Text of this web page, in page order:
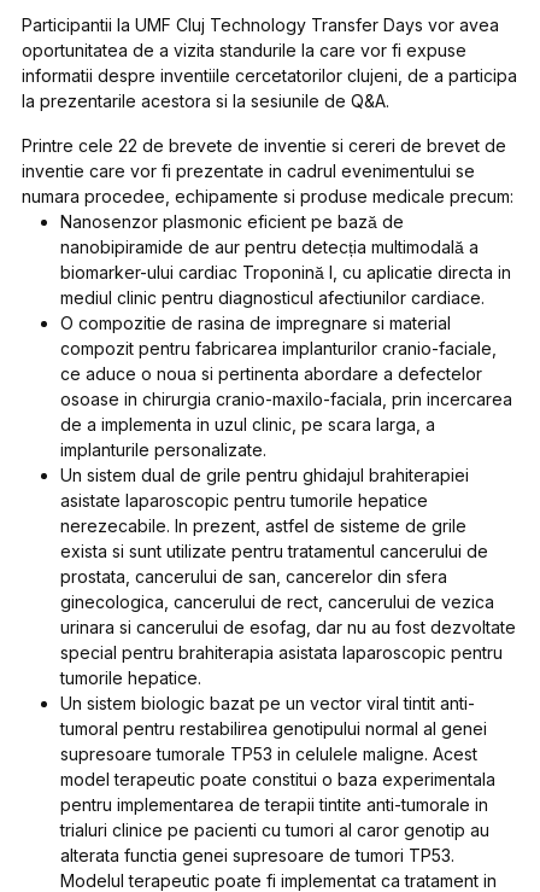
Participantii la UMF Cluj Technology Transfer Days vor avea
oportunitatea de a vizita standurile la care vor fi expuse
informatii despre inventiile cercetatorilor clujeni, de a participa
la prezentarile acestora si la sesiunile de Q&A.
Printre cele 22 de brevete de inventie si cereri de brevet de
inventie care vor fi prezentate in cadrul evenimentului se
numara procedee, echipamente si produse medicale precum:
Nanosenzor plasmonic eficient pe bază de
nanobipiramide de aur pentru detecția multimodală a
biomarker-ului cardiac Troponină I, cu aplicatie directa in
mediul clinic pentru diagnosticul afectiunilor cardiace.
O compozitie de rasina de impregnare si material
compozit pentru fabricarea implanturilor cranio-faciale,
ce aduce o noua si pertinenta abordare a defectelor
osoase in chirurgia cranio-maxilo-faciala, prin incercarea
de a implementa in uzul clinic, pe scara larga, a
implanturile personalizate.
Un sistem dual de grile pentru ghidajul brahiterapiei
asistate laparoscopic pentru tumorile hepatice
nerezecabile. In prezent, astfel de sisteme de grile
exista si sunt utilizate pentru tratamentul cancerului de
prostata, cancerului de san, cancerelor din sfera
ginecologica, cancerului de rect, cancerului de vezica
urinara si cancerului de esofag, dar nu au fost dezvoltate
special pentru brahiterapia asistata laparoscopic pentru
tumorile hepatice.
Un sistem biologic bazat pe un vector viral tintit anti-
tumoral pentru restabilirea genotipului normal al genei
supresoare tumorale TP53 in celulele maligne. Acest
model terapeutic poate constitui o baza experimentala
pentru implementarea de terapii tintite anti-tumorale in
trialuri clinice pe pacienti cu tumori al caror genotip au
alterata functia genei supresoare de tumori TP53.
Modelul terapeutic poate fi implementat ca tratament in